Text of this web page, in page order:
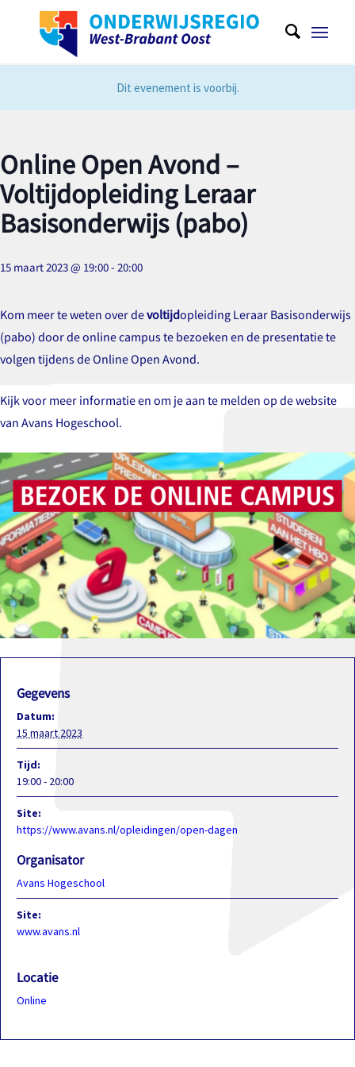
Dit evenement is voorbij.
Online Open Avond –
Voltijdopleiding Leraar
Basisonderwijs (pabo)
15 maart 2023 @ 19:00- 20:00
Kom meer te weten over devoltijdopleiding Leraar Basisonderwijs
(pabo) door de online campus te bezoeken en de presentatie te
volgen tijdens de Online Open Avond.
Kijk voor meer informatie en om je aan te melden op de website
van Avans Hogeschool.
Gegevens
Datum:
15 maart 2023
Tijd:
19:00 - 20:00
Site:
https://www.avans.nl/opleidingen/open-dagen
Organisator
Avans Hogeschool
Site:
www.avans.nl
Locatie
Online